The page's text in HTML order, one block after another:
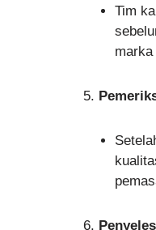
Tim
marka